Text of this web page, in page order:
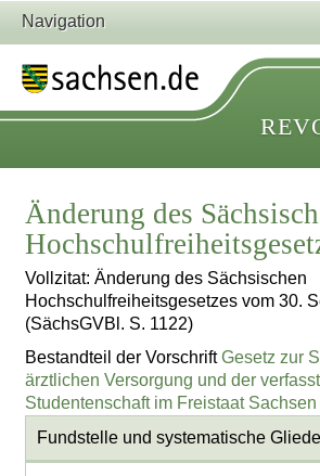
Navigation
Änderung des
Vollzitat: Änderung des Sächsischen
Hochschulfreiheitsgesetzes vom 30.
(SächsGVBl. S. 1122)
Bestandteil der VorschriftGesetz zur
ärztlichen Versorgung und der
Studentenschaft im Freistaat Sachsen
Fundstelle und systematische